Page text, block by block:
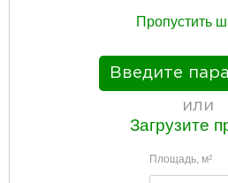
Пропустить
Введите
или
Загрузите
Площадь, м2